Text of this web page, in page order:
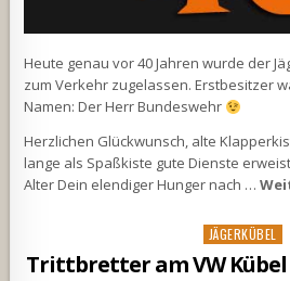
Heute genau vor 40 Jahren wurde der
zum Verkehr zugelassen. Erstbesitzer
Namen: Der Herr Bundeswehr
Herzlichen Glückwunsch, alte
lange als Spaßkiste gute Dienste
Alter Dein elendiger Hunger nach …
Posted
in
JÄGERKÜBEL
Trittbretter am VW